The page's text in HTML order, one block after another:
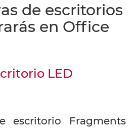
de escritorios
en Office
LED
escritorio Fragments